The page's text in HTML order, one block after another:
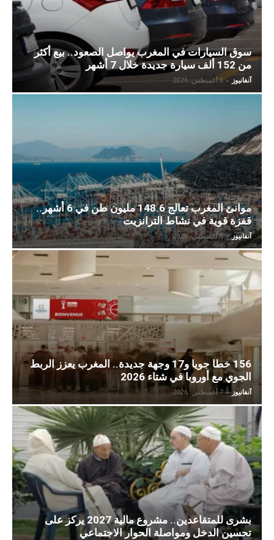
سوق السيارات في المغرب يواصل الصعود.. بيع أكثر
من 152 ألف سيارة جديدة خلال 7 أشهر
آنفانيوز - 8 أغسطس، 2026
موانئ المغرب تعالج 148.6 مليون طن في 6 أشهر..
قفزة قوية في نشاط الترانزيت
آنفانيوز - 8 أغسطس، 2026
156 خطا جويا و17 وجهة جديدة.. المغرب يعزز الربط
الجوي مع أوروبا في شتاء 2026
آنفانيوز - 7 أغسطس، 2026
بشرى للمتقاعدين.. مشروع مالية 2027 يركز على
تحسين الدخل ومواصلة الحوار الاجتماعي